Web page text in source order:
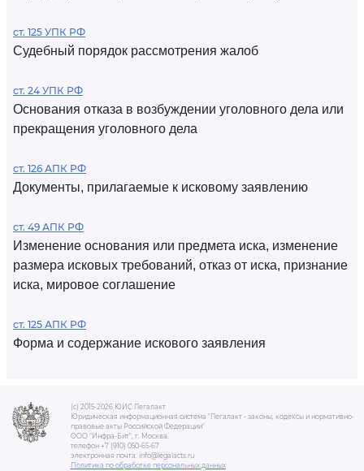
ст. 125 УПК РФ
Судебный порядок рассмотрения жалоб
ст. 24 УПК РФ
Основания отказа в возбуждении уголовного дела или
прекращения уголовного дела
ст. 126 АПК РФ
Документы, прилагаемые к исковому заявлению
ст. 49 АПК РФ
Изменение основания или предмета иска, изменение
размера исковых требований, отказ от иска, признание
иска, мировое соглашение
ст. 125 АПК РФ
Форма и содержание искового заявления
(c) 2015-2026 ЮИС Легалакт
Юридическая информационная система "Легалакт - законы, кодексы и нормативно-
правовые акты Российской Федерации"
ООО "Инфра-Бит", г. Москва.
телефон +7 (910) 050-65-67
электронная почта: info@legalacts.ru
Политика по обработке персональных данных